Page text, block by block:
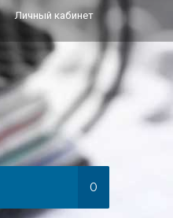
Личный кабинет
0